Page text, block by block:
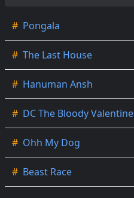
# Pongala
# The Last House
# Hanuman Ansh
# DC The Bloody Valentine
# Ohh My Dog
# Beast Race